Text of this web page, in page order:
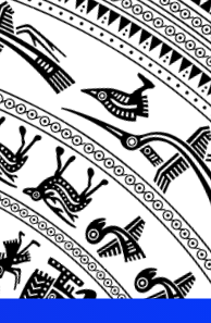
cơ hội để thu hút
nhau vào website
sự nhận diện thương
trang web khác.
từ khóa,